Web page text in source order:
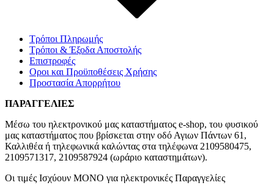
Τρόποι Πληρωμής
Τρόποι & Έξοδα Αποστολής
Επιστροφές
Οροι και Προϋποθέσεις Χρήσης
Προστασία Απορρήτου
ΠΑΡΑΓΓΕΛΙΕΣ
Μέσω του ηλεκτρονικού μας καταστήματος e-shop, του φυσικού
μας καταστήματος που βρίσκεται στην οδό Αγιων Πάντων 61,
Καλλιθέα ή τηλεφωνικά καλώντας στα τηλέφωνα 2109580475,
2109571317, 2109587924 (ωράριο καταστημάτων).
Οι τιμές Ισχύουν ΜΟΝΟ για ηλεκτρονικές Παραγγελίες